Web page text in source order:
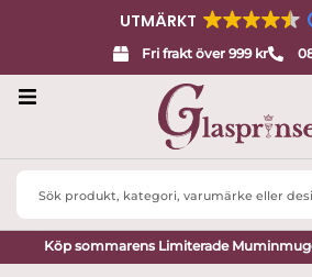
UTMÄRKT
Fri frakt över 999 kr
Design
Porslin
Search
Köp sommarens Limiterade